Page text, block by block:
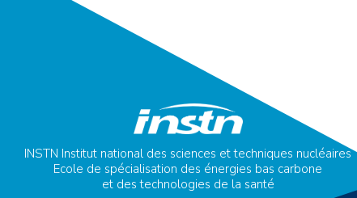
INSTN Institut national des sciences et techniques nucléaires
Ecole de spécialisation des énergies bas carbone
et des technologies de la santé